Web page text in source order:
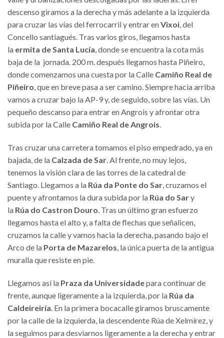
descenso giramos a la derecha y más adelante a la izquierda
para cruzar las vías del ferrocarril y entrar enVixoi, del
Concello santiagués. Tras varios giros, llegamos hasta
la ermita de Santa Lucía, donde se encuentra la cota más
baja de la jornada. 200 m. después llegamos hasta Piñeiro,
donde comenzamos una cuesta por la Calle Camiño Real de
Piñeiro, que en breve pasa a ser camino. Siempre hacia arriba
vamos a cruzar bajo la AP-9 y, de seguido, sobre las vías. Un
pequeño descanso para entrar en Angrois y afrontar otra
subida por la Calle Camiño Real de Angrois.
Tras cruzar una carretera tomamos el piso empedrado, ya en
bajada, de la Calzada de Sar. Al frente, no muy lejos,
tenemos la visión clara de las torres de la catedral de
Santiago. Llegamos a la Rúa da Ponte do Sar, cruzamos el
puente y afrontamos la dura subida por la Rúa do Sary
la Rúa do Castron Douro. Tras un último gran esfuerzo
llegamos hasta el alto y, a falta de flechas que señalicen,
cruzamos la calle y vamos hacia la derecha, pasando bajo el
Arco de la Porta de Mazarelos, la única puerta de la antigua
muralla que resiste en pie.
Llegamos así la Praza da Universidadepara continuar de
frente, aunque ligeramente a la izquierda, por la Rúa da
Caldeireiría. En la primera bocacalle giramos bruscamente
por la calle de la izquierda, la descendente Rúa de Xelmírez, y
la seguimos para desviarnos ligeramente a la derecha y entrar